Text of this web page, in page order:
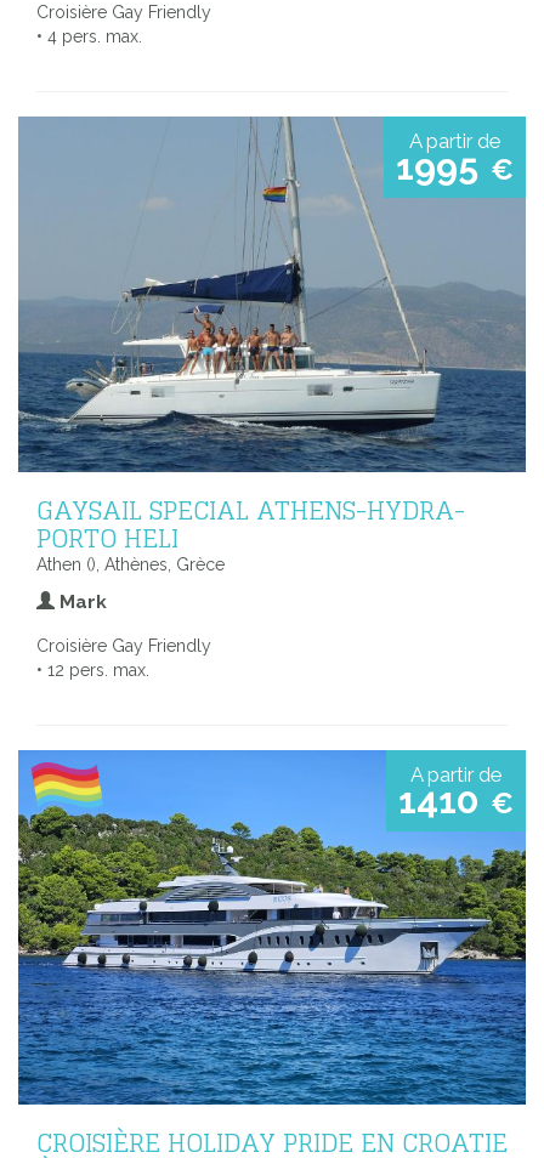
Croisière Gay Friendly
• 4 pers. max.
A partir de
1995 €
GAYSAIL SPECIAL ATHENS-HYDRA-
PORTO HELI
Athen (), Athènes, Grèce
Mark
Croisière Gay Friendly
• 12 pers. max.
A partir de
1410 €
CROISIÈRE HOLIDAY PRIDE EN CROATIE